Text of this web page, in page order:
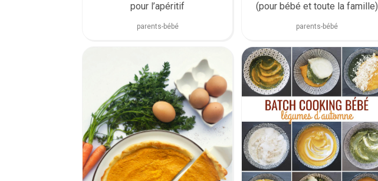
pour l’apéritif
parents-bébé
(pour bébé et toute la famille)
parents-bébé